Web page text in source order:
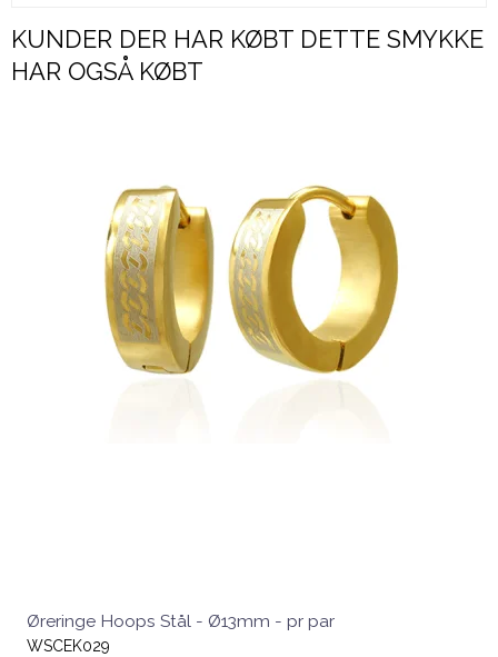
KUNDER DER HAR KØBT DETTE SMYKKE
HAR OGSÅ KØBT
Øreringe Hoops Stål - Ø13mm - pr par
WSCEK029